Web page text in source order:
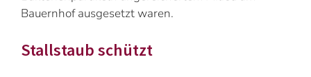
Bauernhof ausgesetzt waren.
Stallstaub schützt